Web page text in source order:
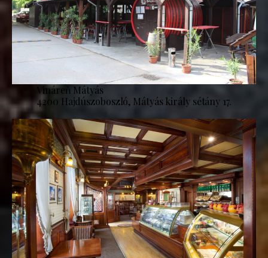
Vináreň Mátyás
4200 Hajdúszoboszló, Mátyás király sétány 17.